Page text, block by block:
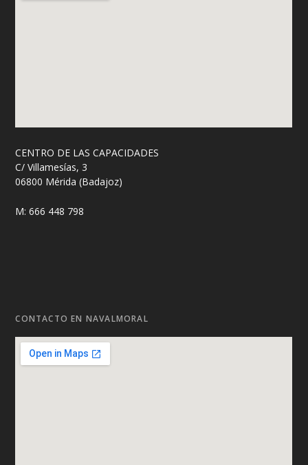
CENTRO DE LAS CAPACIDADES
C/ Villamesías, 3
06800 Mérida (Badajoz)
M: 666 448 798
CONTACTO EN NAVALMORAL